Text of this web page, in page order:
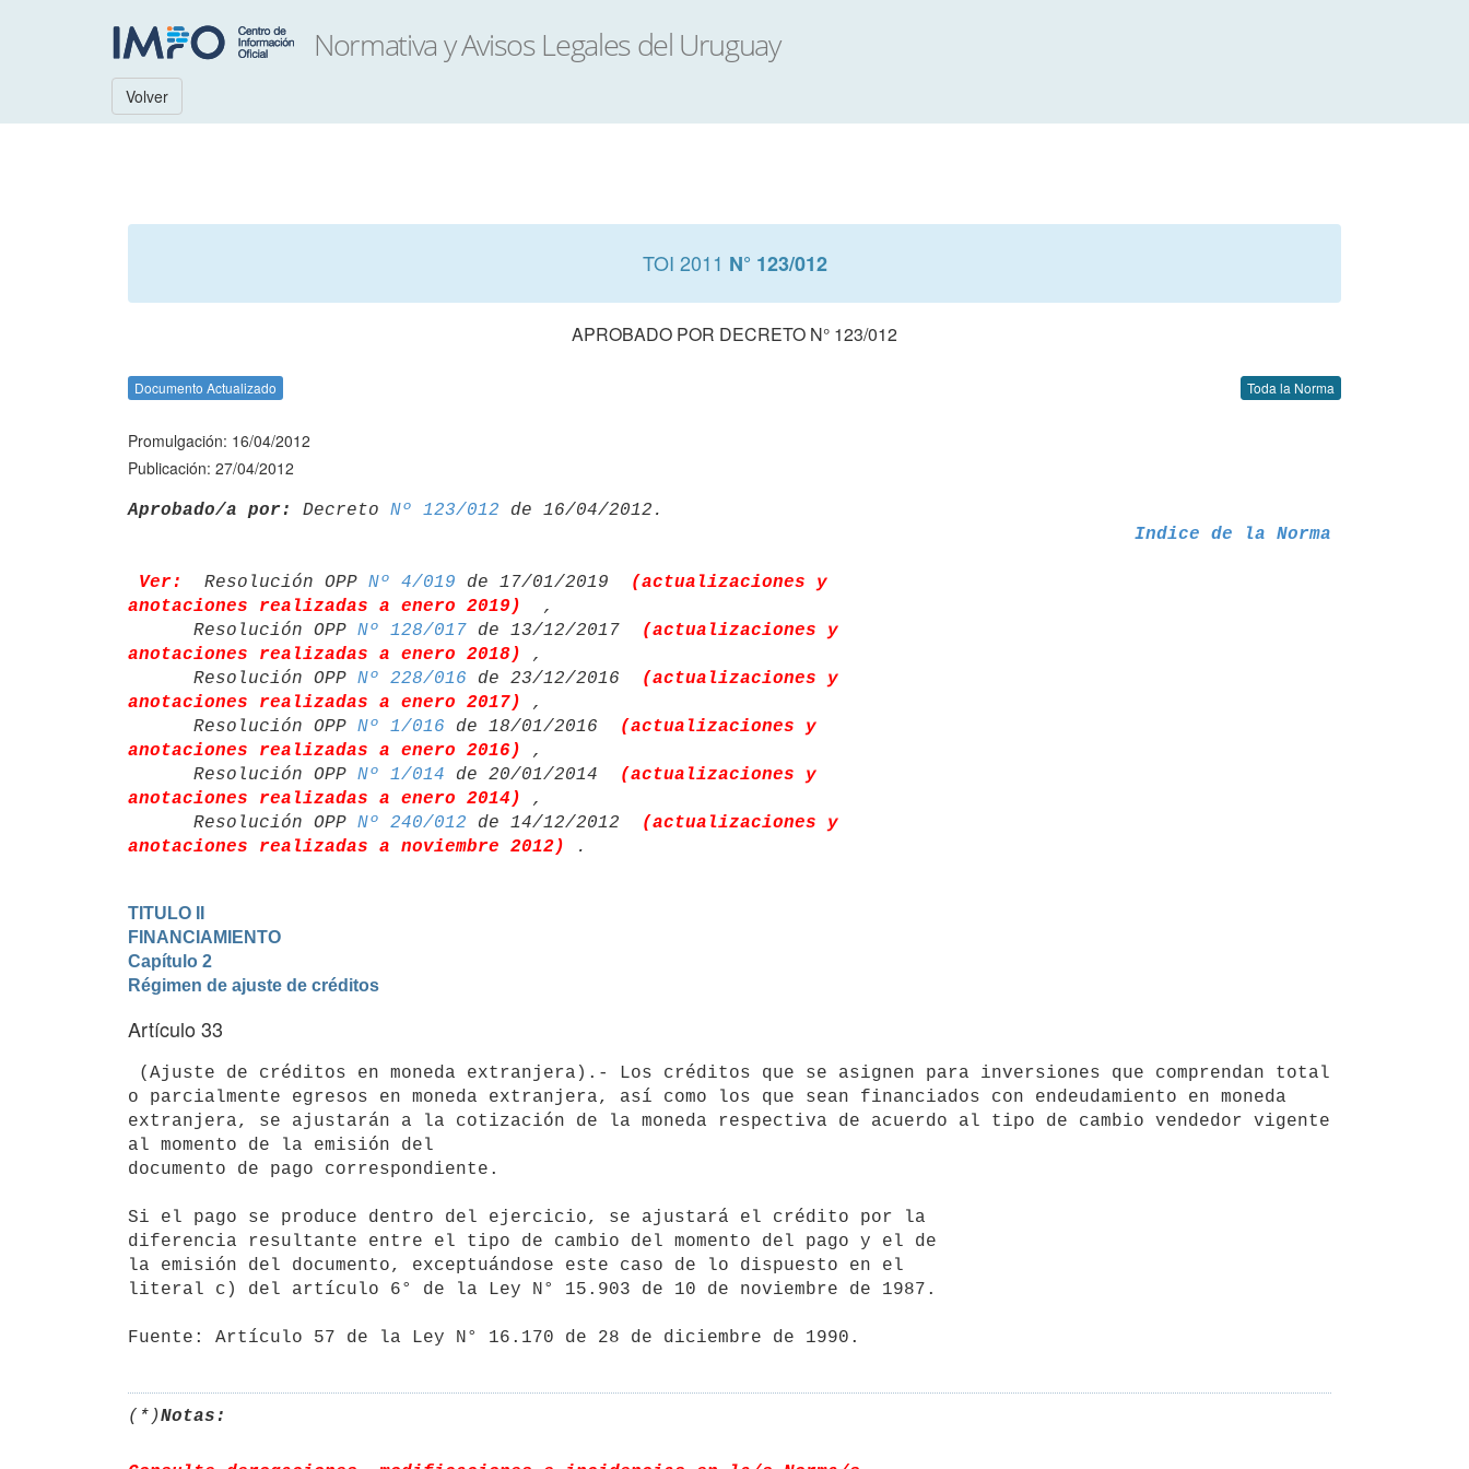
Volver
TOI 2011 N° 123/012
APROBADO POR DECRETO N° 123/012
Documento Actualizado Toda la Norma
Promulgación: 16/04/2012
Publicación: 27/04/2012
Aprobado/a por: Decreto Nº 123/012
Indice de la Norma
Ver: Resolución OPP Nº 4/019 de 17/01/2019
(actualizaciones y
anotaciones realizadas a enero 2019)
,
      Resolución OPP
Nº 128/017 de 13/12/2017
(actualizaciones y
anotaciones realizadas a enero 2018)
,
      Resolución OPP
Nº 228/016 de 23/12/2016
(actualizaciones y
anotaciones realizadas a enero 2017)
,
      Resolución OPP
Nº 1/016 de 18/01/2016
(actualizaciones y
anotaciones realizadas a enero 2016)
,
      Resolución OPP
Nº 1/014 de 20/01/2014
(actualizaciones y
anotaciones realizadas a enero 2014)
,
      Resolución OPP
Nº 240/012 de 14/12/2012
(actualizaciones y
anotaciones realizadas a noviembre 2012)
TITULO II
FINANCIAMIENTO
Capítulo 2
Régimen de ajuste de créditos
Artículo 33
o parcialmente egresos en moneda extranjera, así como los que sean financiados con endeudamiento en moneda
extranjera, se ajustarán a la cotización de la moneda respectiva de acuerdo al tipo de cambio vendedor vigente
al momento de la emisión del
documento de pago correspondiente.
Si el pago se produce dentro del ejercicio, se ajustará el crédito por la
diferencia resultante entre el tipo de cambio del momento del pago y el de
la emisión del documento, exceptuándose este caso de lo dispuesto en el
literal c) del artículo 6° de la Ley N° 15.903 de 10 de noviembre de 1987.
Fuente: Artículo 57 de la Ley N° 16.170 de 28 de diciembre de 1990.
(*)Notas: